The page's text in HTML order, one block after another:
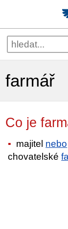
farmář
Co je
majitel nebo
chovatelské